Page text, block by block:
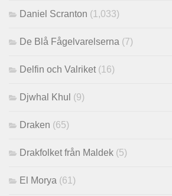
Daniel Scranton (1,033)
De Blå Fågelvarelserna (7)
Delfin och Valriket (16)
Djwhal Khul (9)
Draken (65)
Drakfolket från Maldek (5)
El Morya (61)